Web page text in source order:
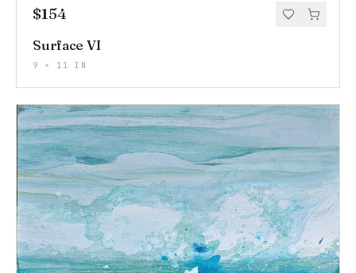
$154
Surface VI
9 × 11 IN